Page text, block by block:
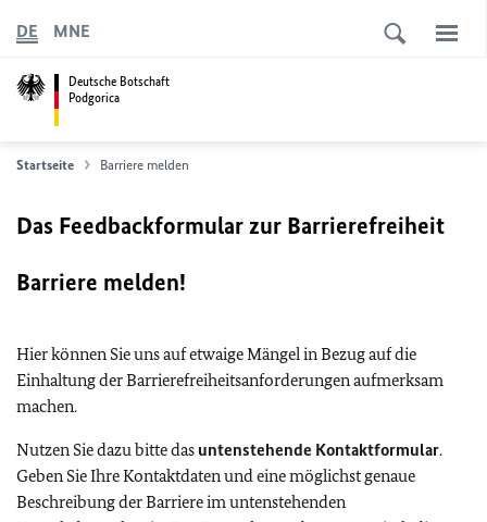
Deutsche Botschaft
Podgorica
DE MNE
Startseite Barriere melden
Das Feedbackformular zur Barrierefreiheit
Barriere melden!
Hier können Sie uns auf etwaige Mängel in Bezug auf die
Einhaltung der Barrierefreiheitsanforderungen aufmerksam
machen.
Nutzen Sie dazu bitte das untenstehende Kontaktformular.
Geben Sie Ihre Kontaktdaten und eine möglichst genaue
Beschreibung der Barriere im untenstehenden